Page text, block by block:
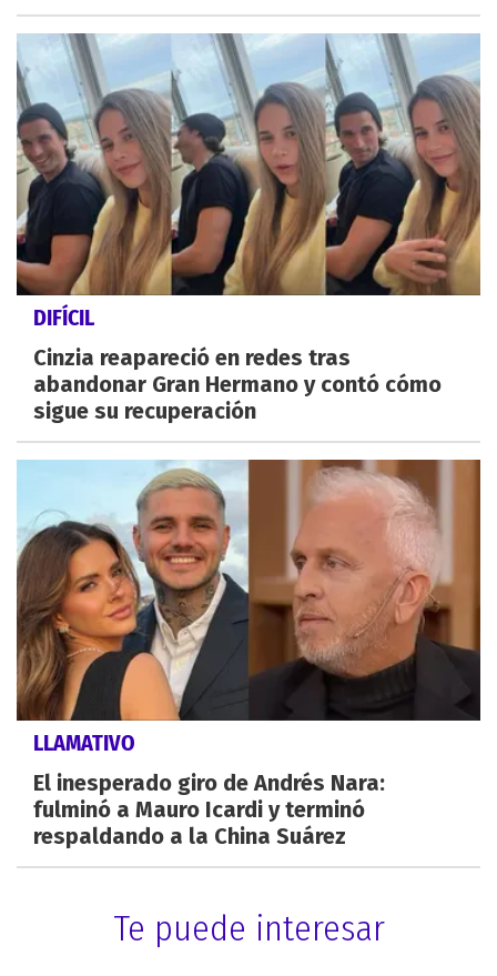
DIFÍCIL
Cinzia reapareció en redes tras
abandonar Gran Hermano y contó cómo
sigue su recuperación
LLAMATIVO
El inesperado giro de Andrés Nara:
fulminó a Mauro Icardi y terminó
respaldando a la China Suárez
Te puede interesar